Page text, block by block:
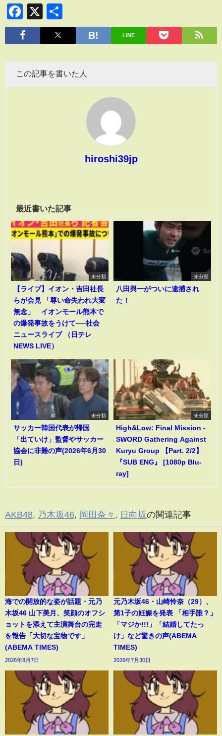
Facebook
X
有
LINE
この記事を書いた人
hiroshi39jp
最近書いた記事
未分類
【ライブ】イオン・吉田社長
らが会見 「尊い命失われ大変
無念」 イオンモール熊本で
の爆発事故をうけて──社会
ニュースライブ （日テレ
NEWS LIVE）
未分類
八田與一がついに逮捕され
た！
未分類
サッカー韓国代表が帰国
「出ていけ」監督やサッカー
協会に非難の声(2026年6月30
日)
未分類
High&Low: Final Mission -
SWORD Gathering Against
Kuryu Group 【Part. 2/2】
『SUB ENG』 [1080p Blu-
ray]
AKB48, 乃木坂46, 岡田奈々 , 日向坂の関連記事
海での開放的な姿が話題・元乃
木坂46 山下美月、笑顔のオフシ
ョットを添えて主演舞台の完走
を報告「大切な宝物です」
(ABEMA TIMES)
2026年8月7日
元乃木坂46・山崎怜奈（29）、
第1子の妊娠を発表 「相手誰？」
「マジか!!!」「結婚してたっ
け」など驚きの声(ABEMA
TIMES)
2026年7月30日